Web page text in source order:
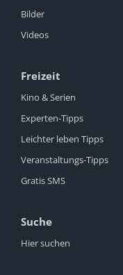
Bilder
Videos
Freizeit
Kino & Serien
Experten-Tipps
Leichter leben Tipps
Veranstaltungs-Tipps
Gratis SMS
Suche
Hier suchen